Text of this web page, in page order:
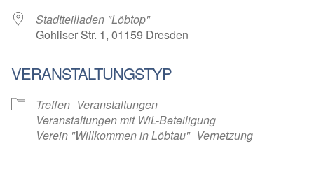
Stadtteilladen "Löbtop"
Gohliser Str. 1, 01159 Dresden
VERANSTALTUNGSTYP
Treffen Veranstaltungen
Veranstaltungen mit WiL-Beteiligung
Verein "Willkommen in Löbtau" Vernetzung